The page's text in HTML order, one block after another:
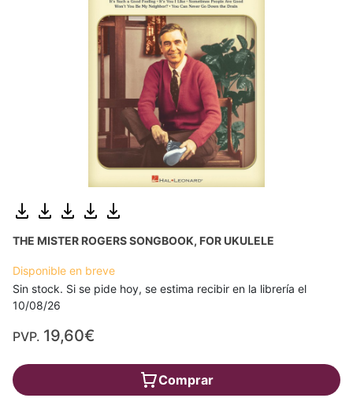
THE MISTER ROGERS SONGBOOK, FOR UKULELE
Disponible en breve
Sin stock. Si se pide hoy, se estima recibir en la librería el
10/08/26
PVP. 19,60€
Comprar